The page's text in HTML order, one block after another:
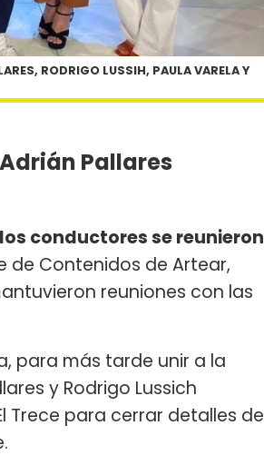
RODRIGO LUSSIH, PAULA VARELA Y
Pallares
los conductores se reunieron
de Contenidos de Artear,
reuniones con las
para más tarde unir a la
y Rodrigo Lussich
Trece para cerrar detalles de